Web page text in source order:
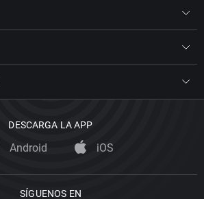
DESCARGA LA APP
Android iOS
SÍGUENOS EN